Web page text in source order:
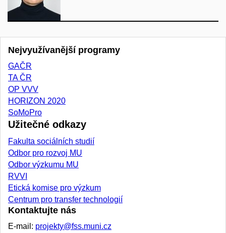
Nejvyužívanější programy
GAČR
TA ČR
OP VVV
HORIZON 2020
SoMoPro
Užitečné odkazy
Fakulta sociálních studií
Odbor pro rozvoj MU
Odbor výzkumu MU
RVVI
Etická komise pro výzkum
Centrum pro transfer technologií
Kontaktujte nás
E-mail: projekty@fss.muni.cz